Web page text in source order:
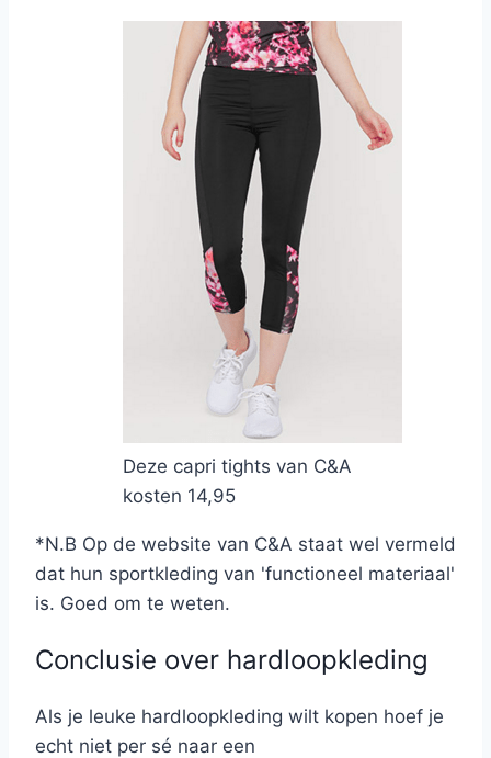
Deze capri tights van C&A
kosten 14,95
*N.B Op de website van C&A staat wel vermeld
dat hun sportkleding van 'functioneel materiaal'
is. Goed om te weten.
Conclusie over hardloopkleding
Als je leuke hardloopkleding wilt kopen hoef je
echt niet per sé naar een